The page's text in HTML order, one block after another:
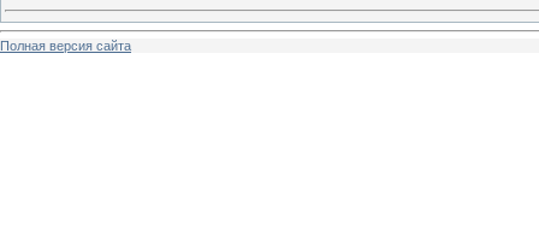
Полная версия сайта